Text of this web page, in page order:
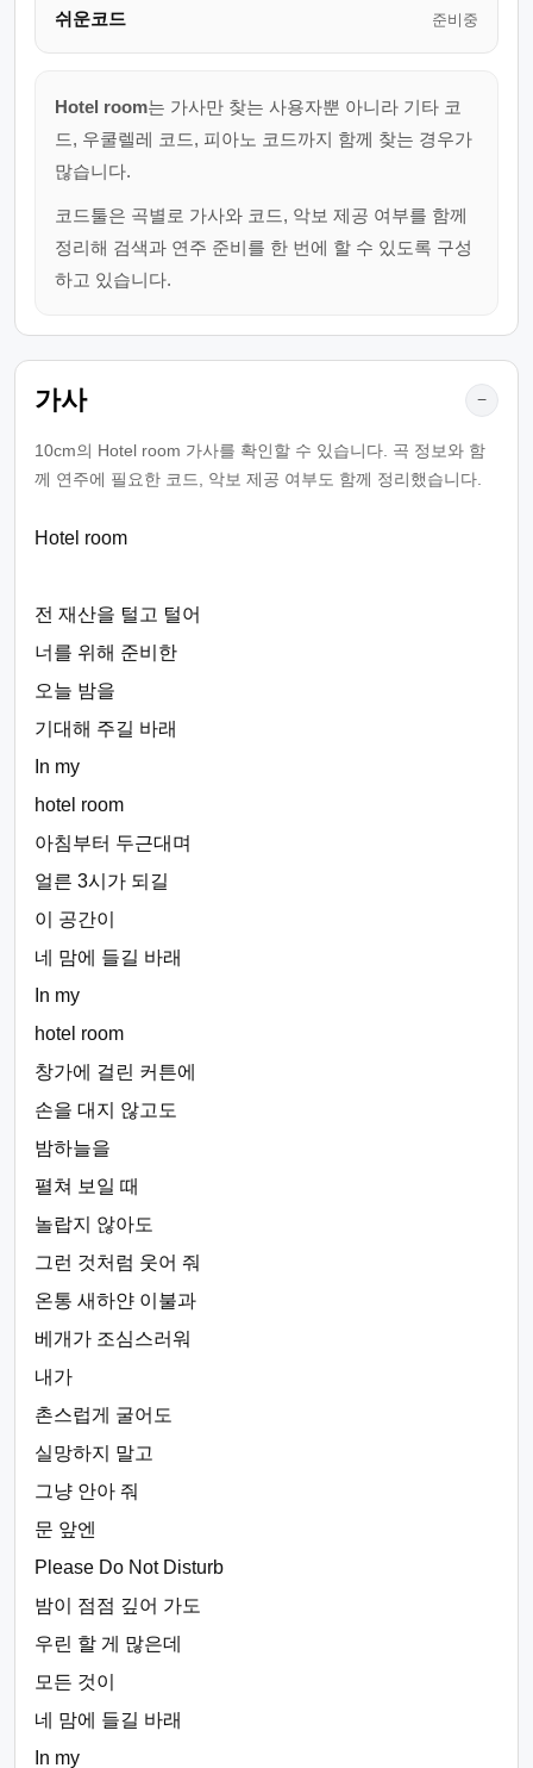
쉬운코드 준비중
Hotel room는 가사만 찾는 사용자뿐 아니라 기타 코
드, 우쿨렐레 코드, 피아노 코드까지 함께 찾는 경우가
많습니다.
코드툴은 곡별로 가사와 코드, 악보 제공 여부를 함께
정리해 검색과 연주 준비를 한 번에 할 수 있도록 구성
하고 있습니다.
가사 −
10cm의 Hotel room 가사를 확인할 수 있습니다. 곡 정보와 함
께 연주에 필요한 코드, 악보 제공 여부도 함께 정리했습니다.
Hotel room
전 재산을 털고 털어
너를 위해 준비한
오늘 밤을
기대해 주길 바래
In my
hotel room
아침부터 두근대며
얼른 3시가 되길
이 공간이
네 맘에 들길 바래
In my
hotel room
창가에 걸린 커튼에
손을 대지 않고도
밤하늘을
펼쳐 보일 때
놀랍지 않아도
그런 것처럼 웃어 줘
온통 새하얀 이불과
베개가 조심스러워
내가
촌스럽게 굴어도
실망하지 말고
그냥 안아 줘
문 앞엔
Please Do Not Disturb
밤이 점점 깊어 가도
우린 할 게 많은데
모든 것이
네 맘에 들길 바래
In my